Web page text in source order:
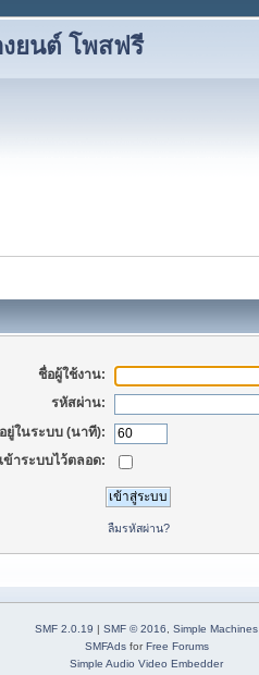
งยนต์ โพสฟรี
ชื่อผู้ใช้งาน:
รหัสผ่าน:
ยู่ในระบบ (นาที):
ข้าระบบไว้ตลอด:
ลืมรหัสผ่าน?
SMF 2.0.19 SMF © 2016, Simple Machines
SMFAdsfor Free Forums
Simple Audio Video Embedder